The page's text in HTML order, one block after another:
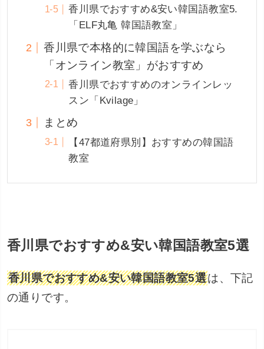
香川県でおすすめ&安い韓国語教室5.
「ELF丸亀 韓国語教室」
香川県で本格的に韓国語を学ぶなら
「オンライン教室」がおすすめ
香川県でおすすめのオンラインレッ
スン「Kvilage」
まとめ
【47都道府県別】おすすめの韓国語
教室
香川県でおすすめ&安い韓国語教室5選
香川県でおすすめ&安い韓国語教室5選は、下記
の通りです。